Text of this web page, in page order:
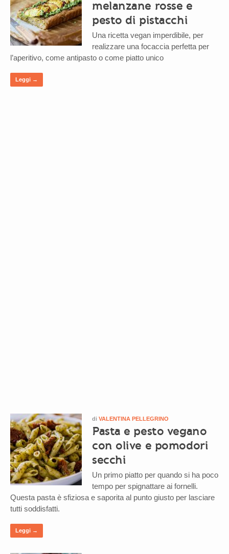
melanzane rosse e
pesto di pistacchi
Una ricetta vegan imperdibile, per
realizzare una focaccia perfetta per
l’aperitivo, come antipasto o come piatto unico
Leggi →
di VALENTINA PELLEGRINO
Pasta e pesto vegano
con olive e pomodori
secchi
Un primo piatto per quando si ha poco
tempo per spignattare ai fornelli.
Questa pasta è sfiziosa e saporita al punto giusto per lasciare
tutti soddisfatti.
Leggi →